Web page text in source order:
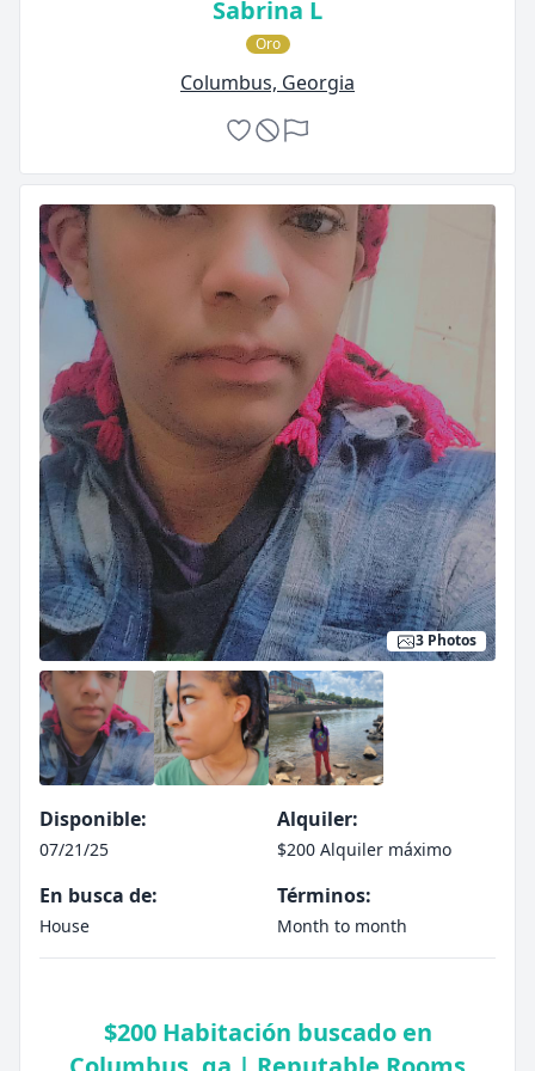
Sabrina L
Oro
Columbus, Georgia
3 Photos
Disponible:
07/21/25
Alquiler:
$200 Alquiler máximo
En busca de:
House
Términos:
Month to month
$200 Habitación buscado en